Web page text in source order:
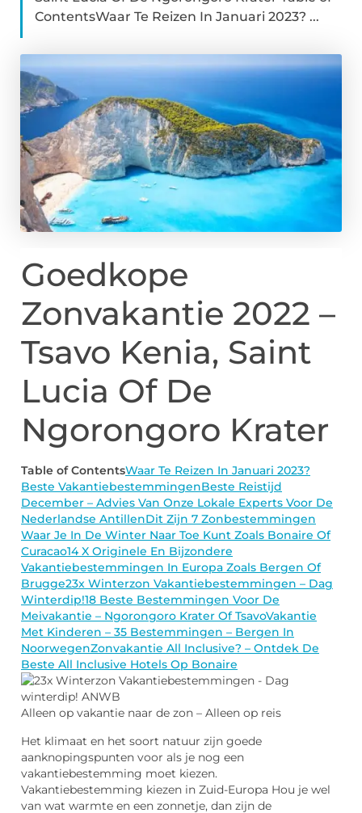
ContentsWaar Te Reizen In Januari 2023? ...
Goedkope
Zonvakantie 2022 –
Tsavo Kenia, Saint
Lucia Of De
Ngorongoro Krater
Table of ContentsWaar Te Reizen In Januari 2023?
Beste VakantiebestemmingenBeste Reistijd
December – Advies Van Onze Lokale Experts Voor De
Nederlandse AntillenDit Zijn 7 Zonbestemmingen
Waar Je In De Winter Naar Toe Kunt Zoals Bonaire Of
Curacao14 X Originele En Bijzondere
Vakantiebestemmingen In Europa Zoals Bergen Of
Brugge23x Winterzon Vakantiebestemmingen – Dag
Winterdip!18 Beste Bestemmingen Voor De
Meivakantie – Ngorongoro Krater Of TsavoVakantie
Met Kinderen – 35 Bestemmingen – Bergen In
NoorwegenZonvakantie All Inclusive? – Ontdek De
Beste All Inclusive Hotels Op Bonaire
Alleen op vakantie naar de zon – Alleen op reis
Het klimaat en het soort natuur zijn goede
aanknopingspunten voor als je nog een
vakantiebestemming moet kiezen.
Vakantiebestemming kiezen in Zuid-Europa Hou je wel
van wat warmte en een zonnetje, dan zijn de